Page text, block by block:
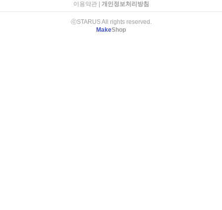
이용약관| 개인정보처리방침
ⓒSTARUS All rights reserved.
MakeShop